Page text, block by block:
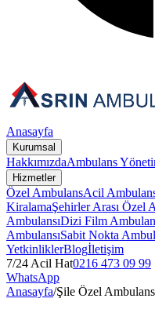
Anasayfa
Kurumsal
HakkımızdaAmbulans
Hizmetler
Özel AmbulansAcil
KiralamaŞehirler Arası Özel
AmbulansıDizi Film
AmbulansıSabit Nokta
YetkinliklerBlogİletişim
7/24 Acil Hat0216 473 09 99
WhatsApp
Anasayfa/Şile Özel Ambulans